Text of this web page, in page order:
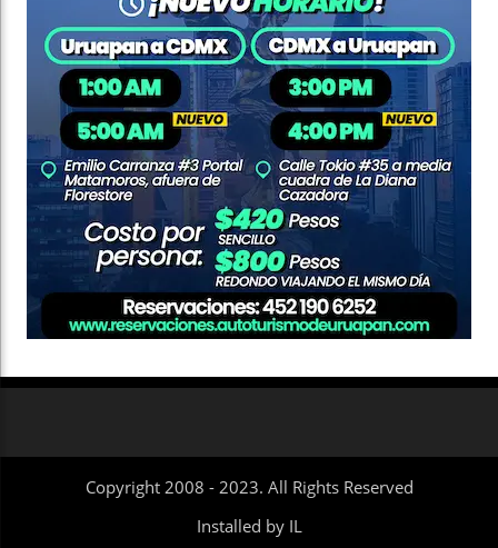
Copyright 2008 - 2023. All Rights Reserved
Installed by IL